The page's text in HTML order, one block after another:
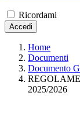
Ricordami
Accedi
Home
Documenti
Documento
2025/2026